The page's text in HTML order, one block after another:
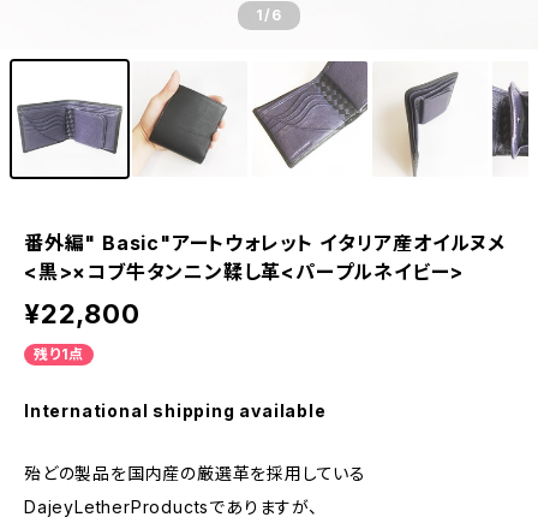
1/6
番外編" Basic"アートウォレット イタリア産オイルヌメ
<黒>×コブ牛タンニン鞣し革<パープルネイビー>
¥22,800
残り1点
International shipping available
殆どの製品を国内産の厳選革を採用している
DajeyLetherProductsでありますが、